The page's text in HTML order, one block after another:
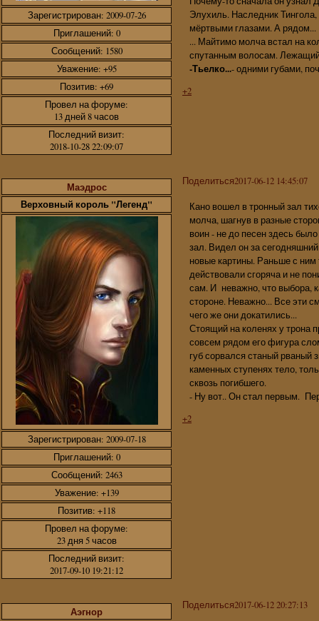
Зарегистрирован: 2009-07-26
Приглашений: 0
Сообщений: 1580
Уважение: +95
Позитив: +69
Провел на форуме:
13 дней 8 часов
Последний визит:
2018-10-28 22:09:07
Элухиль. Наследник
мёртвыми глазами. А рядом...
... Майтимо молча встал на
спутанным волосам.
-Тьелко...- одними губами,
+2
Поделиться2017-06-12 14:45:07
Маэдрос
Верховный король "Легенд"
Зарегистрирован: 2009-07-18
Приглашений: 0
Сообщений: 2463
Уважение: +139
Позитив: +118
Провел на форуме:
23 дня 5 часов
Последний визит:
2017-09-10 19:21:12
Кано вошел в тронный зал
молча, шагнув в разные
воин - не до песен здесь
зал. Видел он за
новые картины. Раньше с ним
действовали сгоряча и не
сам. И неважно, что выбора,
стороне. Неважно... Все эти
чего же они докатились...
Стоящий на коленях у трона
совсем рядом его фигура
губ сорвался станый
каменных ступенях тело,
сквозь погибшего.
- Ну вот.. Он стал первым.
+2
Поделиться2017-06-12 20:27:13
Аэгнор